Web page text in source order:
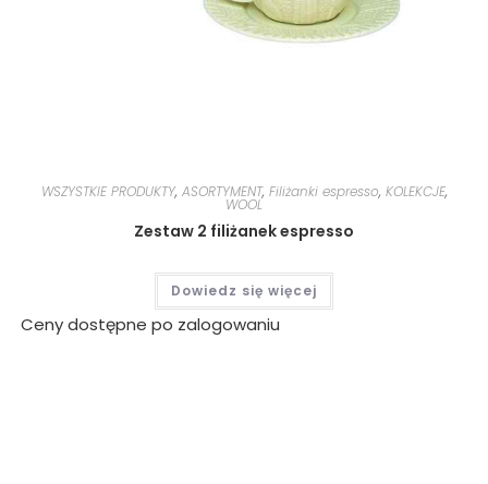
WSZYSTKIE PRODUKTY, ASORTYMENT, Filiżanki espresso, KOLEKCJE,
WOOL
Zestaw 2 filiżanek espresso
Dowiedz się więcej
Ceny dostępne po zalogowaniu